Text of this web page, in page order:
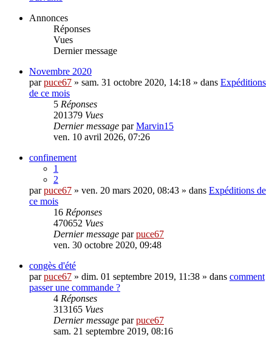
Annonces
Réponses
Vues
Dernier message
Novembre 2020
parpuce67 » sam. 31 octobre 2020, 14:18 » dans Expéditions
de ce mois
5 Réponses
201379 Vues
Dernier message parMarvin15
ven. 10 avril 2026, 07:26
confinement
1
2
parpuce67 » ven. 20 mars 2020, 08:43 » dans Expéditions de
ce mois
16 Réponses
470652 Vues
Dernier message parpuce67
ven. 30 octobre 2020, 09:48
congès d'été
parpuce67 » dim. 01 septembre 2019, 11:38 » dans comment
passer une commande ?
4 Réponses
313165 Vues
Dernier message parpuce67
sam. 21 septembre 2019, 08:16